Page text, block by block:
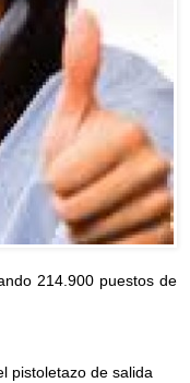
214.900 puestos de
pistoletazo de salida